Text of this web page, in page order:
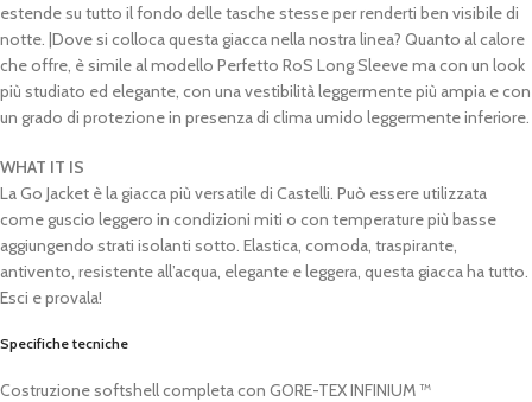
estende su tutto il fondo delle tasche stesse per renderti ben visibile di
notte. |Dove si colloca questa giacca nella nostra linea? Quanto al calore
che offre, è simile al modello Perfetto RoS Long Sleeve ma con un look
più studiato ed elegante, con una vestibilità leggermente più ampia e con
un grado di protezione in presenza di clima umido leggermente inferiore.
WHAT IT IS
La Go Jacket è la giacca più versatile di Castelli. Può essere utilizzata
come guscio leggero in condizioni miti o con temperature più basse
aggiungendo strati isolanti sotto. Elastica, comoda, traspirante,
antivento, resistente all’acqua, elegante e leggera, questa giacca ha tutto.
Esci e provala!
Specifiche tecniche
Costruzione softshell completa con GORE-TEX INFINIUM ™